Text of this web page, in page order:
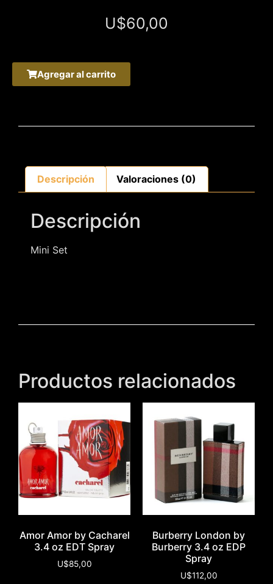
U$60,00
Agregar al carrito
Descripción Valoraciones (0)
Descripción
Mini Set
Productos relacionados
Amor Amor by Cacharel
3.4 oz EDT Spray
U$85,00
Burberry London by
Burberry 3.4 oz EDP
Spray
U$112,00